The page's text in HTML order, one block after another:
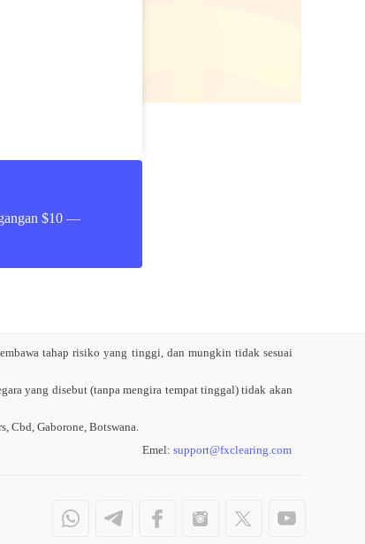
$10 —
tahap risiko yang tinggi, dan mungkin tidak sesuai
yang disebut (tanpa mengira tempat tinggal) tidak akan
Cbd, Gaborone, Botswana.
Emel:support@fxclearing.com